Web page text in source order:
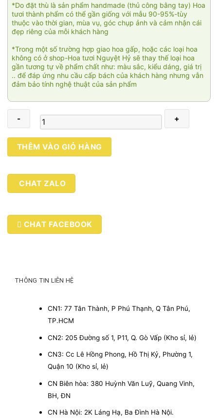
*Do đặt thù là sản phẩm handmade (thủ công bằng tay) Hoa
tươi thành phẩm có thể gần giống với mẫu 90-95%-tùy
thuộc vào thời gian, mùa vụ, góc chụp ảnh và cảm nhận cái
đẹp riêng của mỗi khách hàng
*Trong một số trường hợp giao hoa gấp, hoặc các loại hoa
không có ở shop-Hoa tươi Nguyệt Hỷ sẽ thay thế loại hoa
gần tương tự về phẩm chất như: màu sắc, kiểu dáng, giá trị
.. để đáp ứng nhu cầu cấp bách của khách hàng nhưng vẫn
đảm bảo tính nghệ thuật của sản phẩm
Hoa
tuyết
hè
THÊM VÀO GIỎ HÀNG
CHAT ZALO
CHAT FACEBOOK
THÔNG TIN LIÊN HỆ
CN1: 77 Tân Thành, P Phú Thạnh, Q Tân Phú,
TP.HCM
CN2: 205 Đường số 1, P11, Q. Gò Vấp (Kho sỉ, lẻ)
CN3: Cc Lê Hồng Phong, Hồ Thị Kỷ, Phường 1,
Quận 10 (Kho sỉ, lẻ)
CN Biên hòa: 380 Huỳnh Văn Luỹ, Quang Vinh,
BH, ĐN
CN Hà Nội: 2K Láng Hạ, Ba Đình Hà Nội.